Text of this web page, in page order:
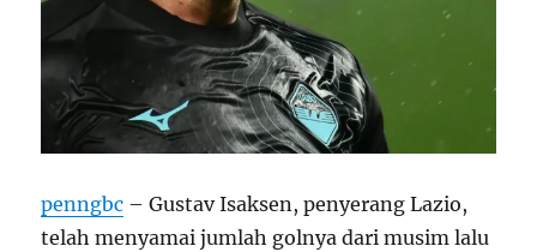
penngbc – Gustav Isaksen, penyerang Lazio,
telah menyamai jumlah golnya dari musim lalu